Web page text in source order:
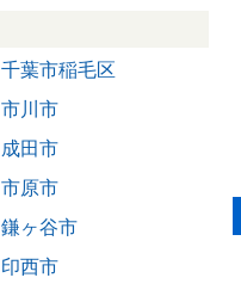
千葉市稲毛区
市川市
成田市
市原市
鎌ヶ谷市
印西市